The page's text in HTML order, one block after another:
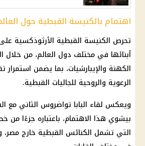
اهتمام بالكنيسة القبطية حول
تحرص الكنيسة القبطية الأرثوذكسية
أبنائها في مختلف دول العالم، من خلال
الكهنة والإيبارشيات، بما يضمن استمرار
الرعوية والروحية للجاليات القبطية.
ويعكس لقاء البابا تواضروس الثاني مع
بيشوي هذا الاهتمام، باعتباره جزءًا من
التي تشمل الكنائس القبطية خارج